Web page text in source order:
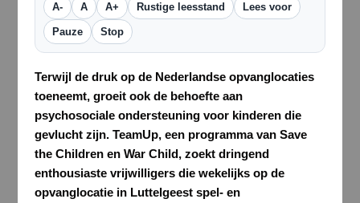
A- A A+ Rustige leesstand Lees voor
Pauze Stop
Terwijl de druk op de Nederlandse opvanglocaties
toeneemt, groeit ook de behoefte aan
psychosociale ondersteuning voor kinderen die
gevlucht zijn. TeamUp, een programma van Save
the Children en War Child, zoekt dringend
enthousiaste vrijwilligers die wekelijks op de
opvanglocatie in Luttelgeest spel- en